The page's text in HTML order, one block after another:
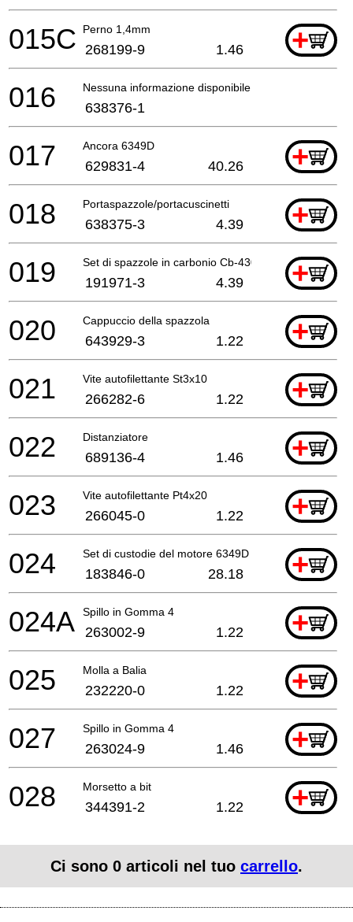
Perno 1,4mm +
015C 268199-9 1.46
Nessuna informazione disponibile, non ordinabile
016 638376-1
Ancora 6349D +
017 629831-4 40.26
Portaspazzole/portacuscinetti +
018 638375-3 4.39
Set di spazzole in carbonio Cb-430 +
019 191971-3 4.39
Cappuccio della spazzola +
020 643929-3 1.22
Vite autofilettante St3x10 +
021 266282-6 1.22
Distanziatore +
022 689136-4 1.46
Vite autofilettante Pt4x20 +
023 266045-0 1.22
Set di custodie del motore 6349D +
024 183846-0 28.18
Spillo in Gomma 4 +
024A 263002-9 1.22
Molla a Balia +
025 232220-0 1.22
Spillo in Gomma 4 +
027 263024-9 1.46
Morsetto a bit +
028 344391-2 1.22
Ci sono 0 articoli nel tuo carrello.